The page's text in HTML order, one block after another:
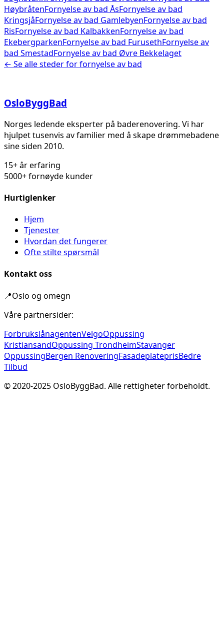
HøybråtenFornyelse av bad ÅsFornyelse av bad
KringsjåFornyelse av bad GamlebyenFornyelse av bad
RisFornyelse av bad KalbakkenFornyelse av bad
EkebergparkenFornyelse av bad FurusethFornyelse av
bad SmestadFornyelse av bad Øvre Bekkelaget
← Se alle steder forfornyelse av bad
OsloByggBad
Norges ledende eksperter på baderenovering. Vi har
hjulpet tusenvis av familier med å skape drømmebadene
sine siden 2010.
15+ år erfaring
5000+ fornøyde kunder
Hurtiglenker
Hjem
Tjenester
Hvordan det fungerer
Ofte stilte spørsmål
Kontakt oss
📍Oslo og omegn
Våre partnersider:
ForbrukslånagentenVelgoOppussing
KristiansandOppussing TrondheimStavanger
OppussingBergen RenoveringFasadeplateprisBedre
Tilbud
© 2020-2025 OsloByggBad. Alle rettigheter forbeholdt.